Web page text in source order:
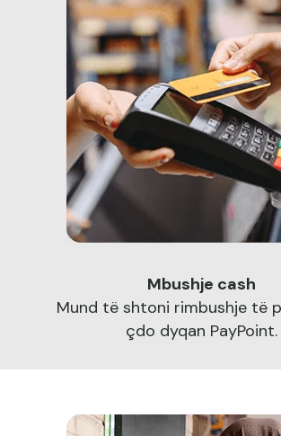
Mbushje cash
Mund të shtoni rimbushje të
çdo dyqan PayPoint.